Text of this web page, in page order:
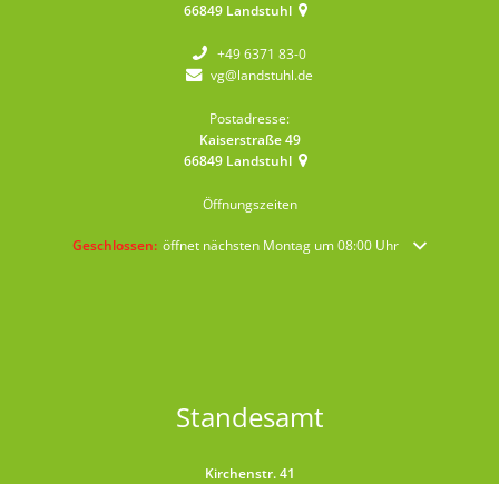
66849 Landstuhl
+49 6371 83-0
vg@landstuhl.de
Postadresse:
Kaiserstraße 49
66849 Landstuhl
Öffnungszeiten
Klicken, um weitere Öffnungs- oder Schließzeiten auszublenden
Geschlossen: öffnet nächsten Montag um 08:00 Uhr
Standesamt
Kirchenstr. 41